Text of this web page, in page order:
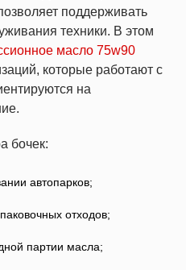
поддерживать
техники. В этом
масло 75w90
которые работают с
на
бочек:
автопарков;
отходов;
партии масла;